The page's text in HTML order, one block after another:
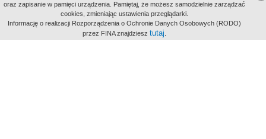
Partnerzy
oraz zapisanie w pamięci urządzenia. Pamiętaj, że możesz samodzielnie zarządzać
cookies, zmieniając ustawienia przeglądarki.
Informację o realizacji Rozporządzenia o Ochronie Danych Osobowych (RODO)
przez FINA znajdziesz tutaj